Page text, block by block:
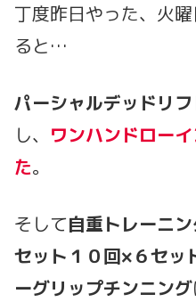
丁度昨日やった、火
ると…
パーシャルデッドリフ
し、 ワンハンドロー
た。
そして自重トレーニ
セット１０回×６セッ
ーグリップチンニング